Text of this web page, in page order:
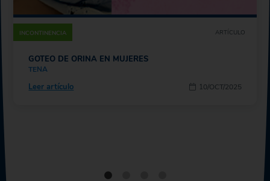
INCONTINENCIA ARTÍCULO
GOTEO DE ORINA EN MUJERES
TENA
10/OCT/2025
Leer artículo